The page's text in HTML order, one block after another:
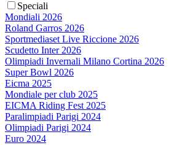
Speciali
Mondiali 2026
Roland Garros 2026
Sportmediaset Live Riccione 2026
Scudetto Inter 2026
Olimpiadi Invernali Milano Cortina 2026
Super Bowl 2026
Eicma 2025
Mondiale per club 2025
EICMA Riding Fest 2025
Paralimpiadi Parigi 2024
Olimpiadi Parigi 2024
Euro 2024